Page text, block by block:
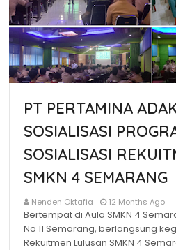
PT PERTAMINA
SOSIALISASI
SOSIALISASI
SMKN 4 SEMARANG
Nenden Oktafia 12 Months Ago
Bertempat di Aula SMKN 4
No 11 Semarang, berlangsung
Rekuitmen Lulusan SMKN 4